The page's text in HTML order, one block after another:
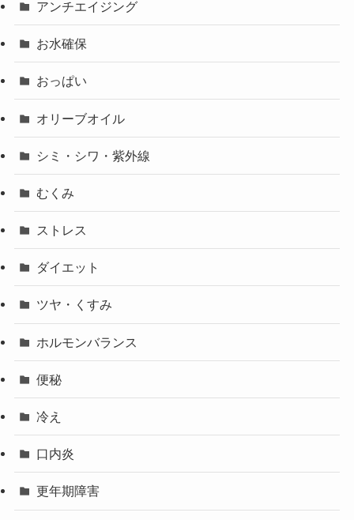
アンチエイジング
お水確保
おっぱい
オリーブオイル
シミ・シワ・紫外線
むくみ
ストレス
ダイエット
ツヤ・くすみ
ホルモンバランス
便秘
冷え
口内炎
更年期障害